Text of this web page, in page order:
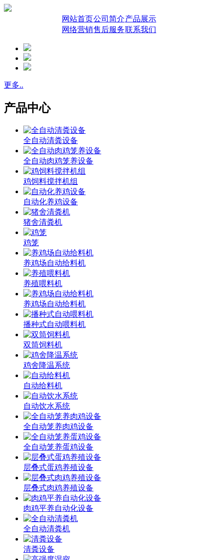
网站首页公司简介产品展示
网络营销售后服务联系我们
更多..
产品中心
全自动清粪设备
全自动肉鸡笼养设备
鸡饲料搅拌机组
自动化养鸡设备
猪舍清粪机
鸡笼
养鸡场自动给料机
养殖喂料机
养鸡场自动给料机
播种式自动喂料机
双筒饲料机
鸡舍降温系统
自动给料机
自动饮水系统
全自动笼养肉鸡设备
全自动笼养蛋鸡设备
层叠式蛋鸡养殖设备
层叠式肉鸡养殖设备
肉鸡平养自动化设备
全自动清粪机
清粪设备